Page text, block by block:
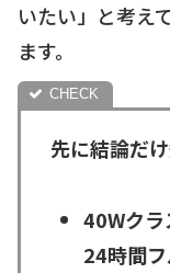
いたい」と考え
ます。
先に結論だ
40Wクラ
24時間